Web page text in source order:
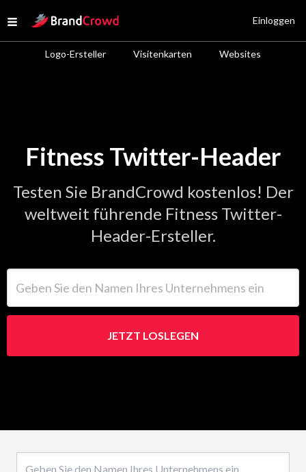
Open menu
Site Logo
Logo-Ersteller Visitenkarten Websites
Einloggen
Fitness Twitter-Header
Testen Sie BrandCrowd kostenlos! Der
weltweit führende Fitness Twitter-
Header-Ersteller.
JETZT LOSLEGEN